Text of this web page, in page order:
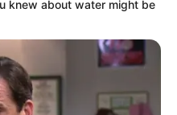
Hits dan Bercita Rasa
SMK jurusan Tata
Indonesia karena
knew about water might be